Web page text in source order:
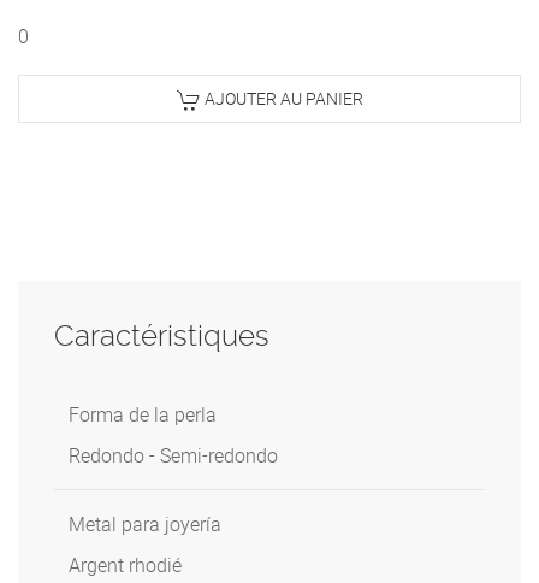
0
AJOUTER AU PANIER
Caractéristiques
Forma de la perla
Redondo - Semi-redondo
Metal para joyería
Argent rhodié